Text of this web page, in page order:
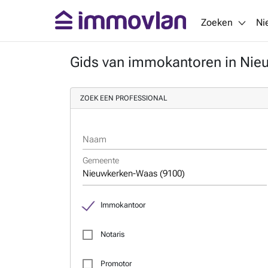
Zoeken
Gids van immokantoren in
ZOEK EEN PROFESSIONAL
Naam
Gemeente
Immokantoor
Notaris
Promotor